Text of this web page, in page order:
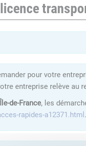
pour votre
entreprise relève au
de-France, les
rapides-a12371.html .